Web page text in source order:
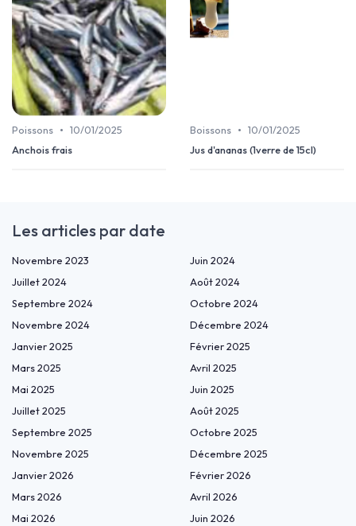
Poissons • 10/01/2025
Anchois frais
Boissons • 10/01/2025
Jus d'ananas (1verre de 15cl)
Les articles par date
Novembre 2023
Juin 2024
Juillet 2024
Août 2024
Septembre 2024
Octobre 2024
Novembre 2024
Décembre 2024
Janvier 2025
Février 2025
Mars 2025
Avril 2025
Mai 2025
Juin 2025
Juillet 2025
Août 2025
Septembre 2025
Octobre 2025
Novembre 2025
Décembre 2025
Janvier 2026
Février 2026
Mars 2026
Avril 2026
Mai 2026
Juin 2026